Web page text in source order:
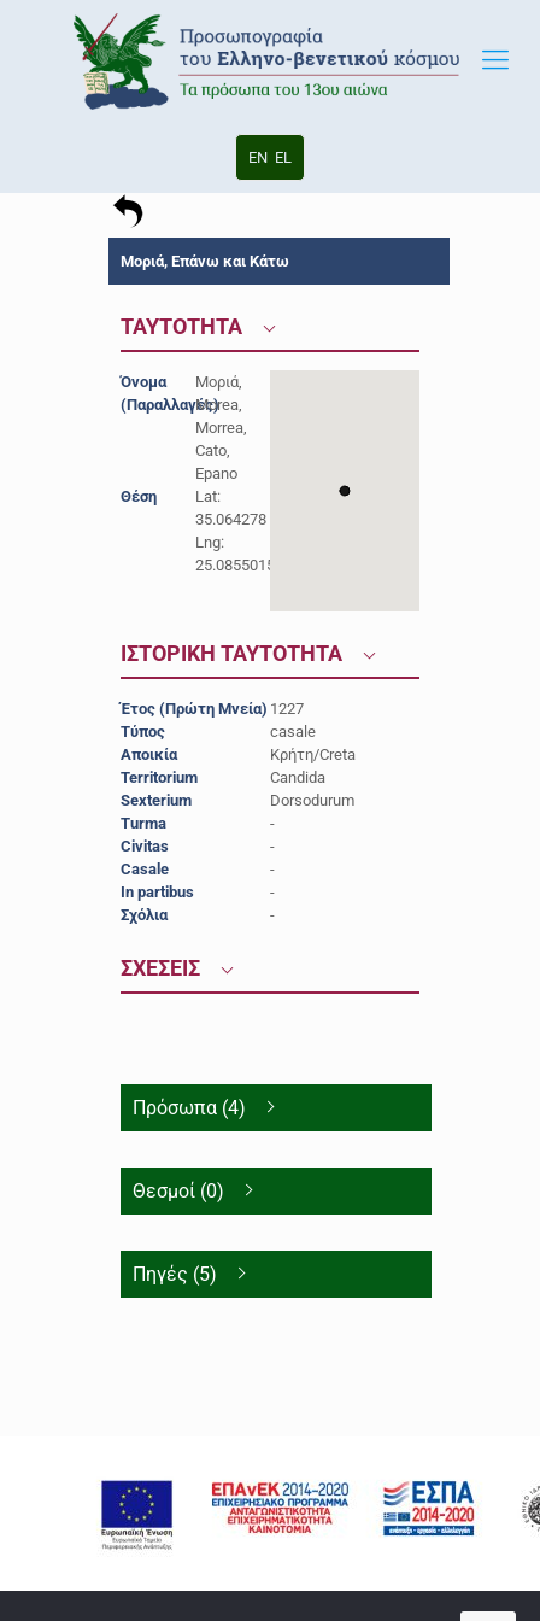
EN EL
Μοριά, Επάνω και Κάτω
ΤΑΥΤΟΤΗΤΑ
Όνομα
(Παραλλαγές)
Μοριά,
Morea,
Morrea,
Cato,
Epano
Θέση
Lat:
35.064278
Lng:
25.0855015
ΙΣΤΟΡΙΚΗ ΤΑΥΤΟΤΗΤΑ
Έτος (Πρώτη Μνεία) 1227
Τύπος
casale
Αποικία
Κρήτη/Creta
Territorium
Candida
Sexterium
Dorsodurum
Turma
-
Civitas
-
Casale
-
In partibus
-
Σχόλια
-
ΣΧΕΣΕΙΣ
Πρόσωπα (4)
Θεσμοί (0)
Πηγές (5)